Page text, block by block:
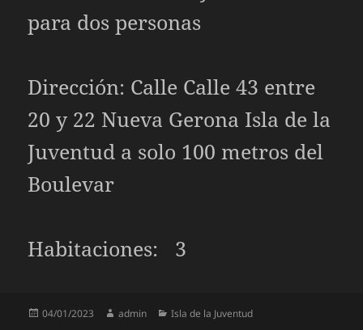
para dos personas
Dirección: Calle Calle 43 entre
20 y 22 Nueva Gerona Isla de la
Juventud a solo 100 metros del
Boulevar
Habitaciones: 3
Publicado
04/01/2023 Autor
admin Categorías
Isla de la Juventud